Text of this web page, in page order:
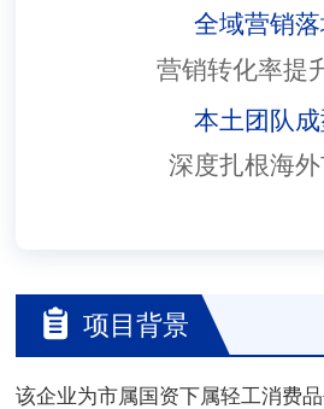
全域营销
营销转化率提
本土团队成
深度扎根海
项目背景
该企业为市属国资下属轻工消费